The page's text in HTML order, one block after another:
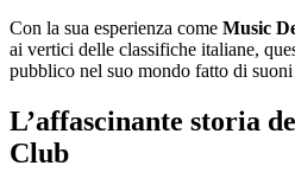
Con la sua esperienza come Music
ai vertici delle classifiche italiane,
pubblico nel suo mondo fatto di
L’affascinante storia
Club